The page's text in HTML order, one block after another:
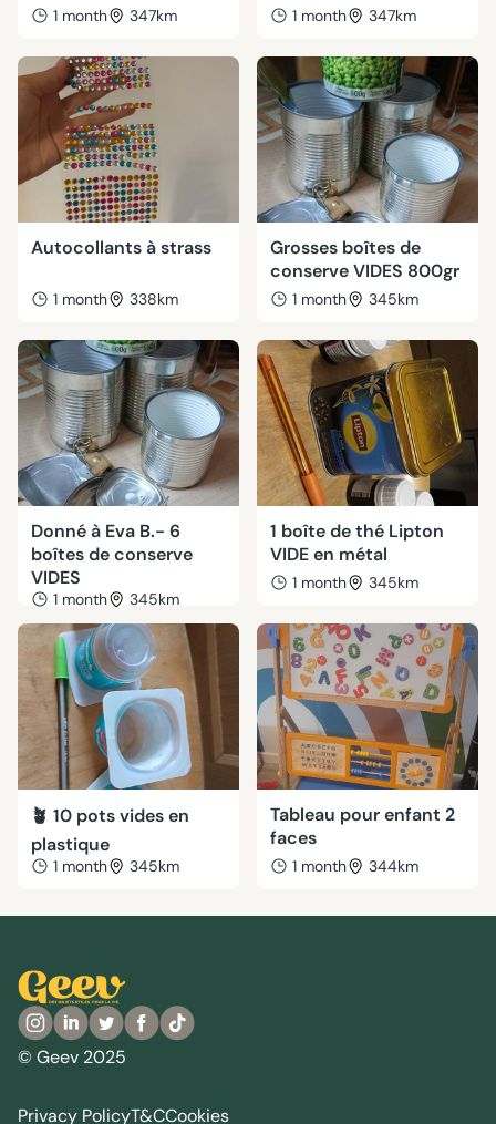
1 month 347km 1 month 347km
Autocollants à strass
1 month 338km
Grosses boîtes de
conserve VIDES 800gr
1 month 345km
Donné à Eva B.- 6
boîtes de conserve
VIDES
1 month 345km
1 boîte de thé Lipton
VIDE en métal
1 month 345km
🪴 10 pots vides en
plastique
1 month 345km
Tableau pour enfant 2
faces
1 month 344km
© Geev 2025
Privacy PolicyT&CCookies